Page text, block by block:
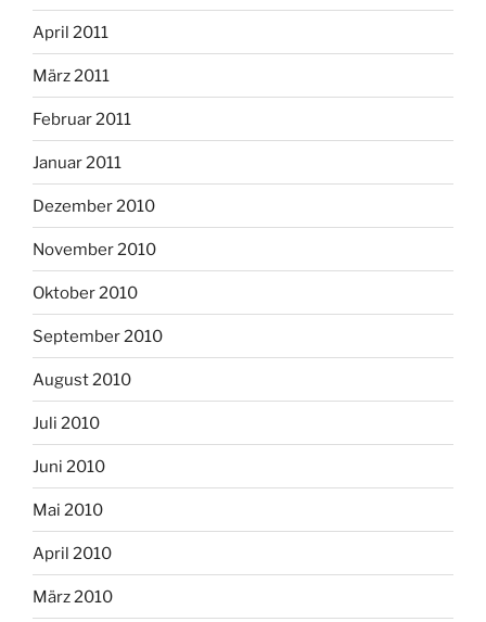
April 2011
März 2011
Februar 2011
Januar 2011
Dezember 2010
November 2010
Oktober 2010
September 2010
August 2010
Juli 2010
Juni 2010
Mai 2010
April 2010
März 2010